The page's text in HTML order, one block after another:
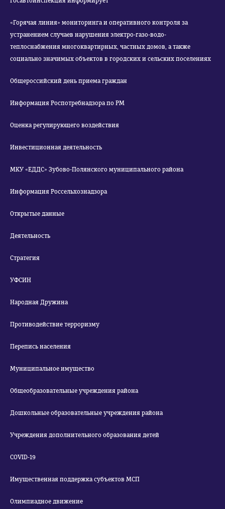
«Горячая линия» мониторинга и оперативного контроля за
устранением случаев нарушения электро-газо-водо-
теплоснабжения многоквартирных, частных домов, а также
социально значимых объектов в городских и сельских поселениях
Общероссийский день приема граждан
Информация Роспотребнадзора по РМ
Оценка регулирующего воздействия
Инвестиционная деятельность
МКУ «ЕДДС» Зубово-Полянского муниципального района
Информация Россельхознадзора
Открытые данные
Деятельность
Стратегия
УФСИН
Народная Дружина
Противодействие терроризму
Перепись населения
Муниципальное имущество
Общеобразовательные учреждения района
Дошкольные образовательные учреждения района
Учреждения дополнительного образования детей
COVID-19
Имущественная поддержка субъектов МСП
Олимпиадное движение